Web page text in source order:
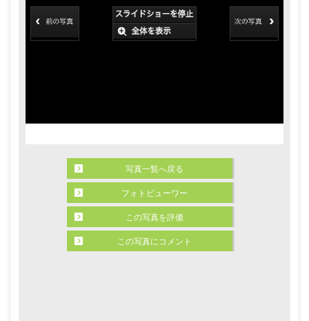
写真一覧へ戻る
フォトビューワー
この写真を評価
この写真にコメント